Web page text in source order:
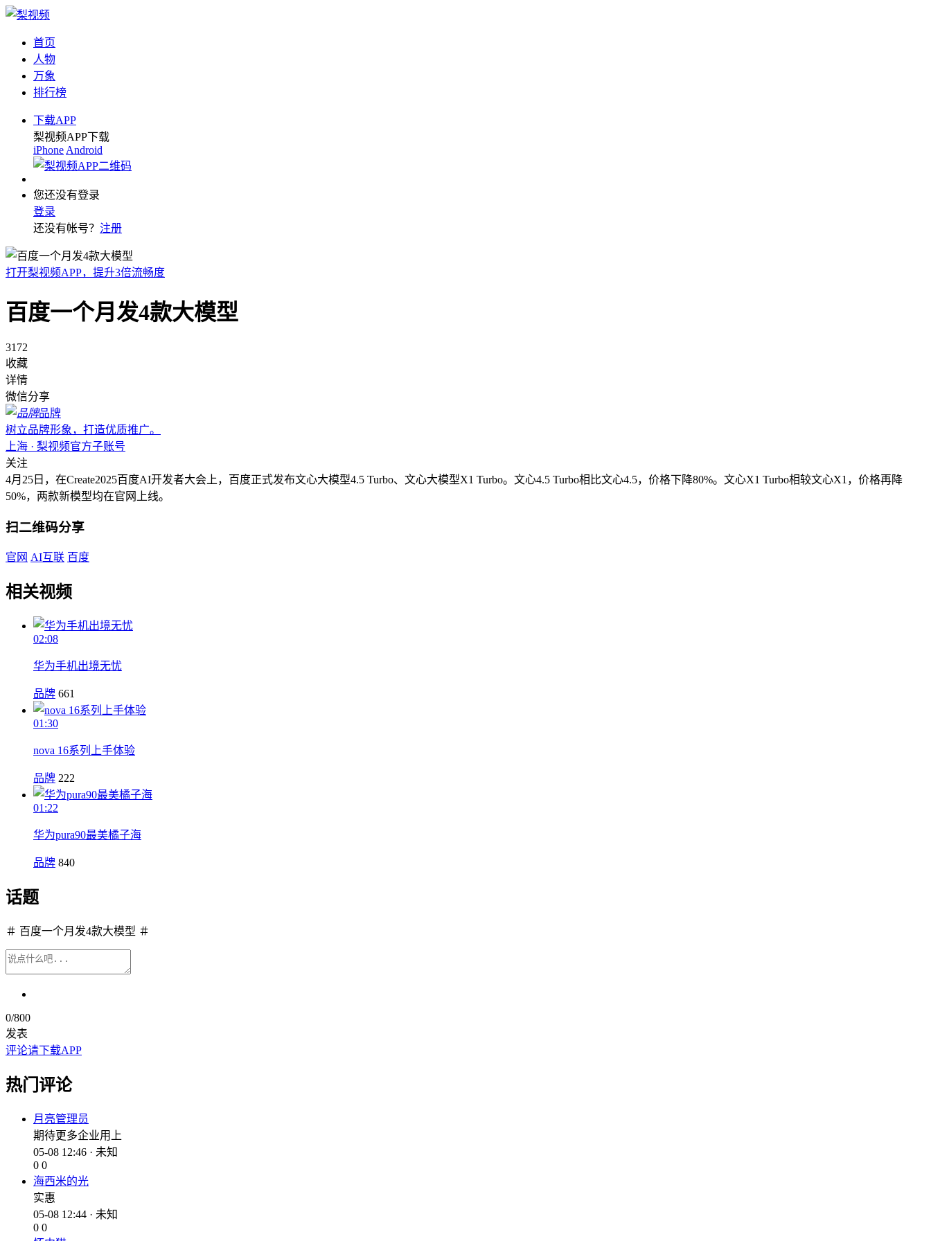
首页
人物
万象
排行榜
下载APP
梨视频APP下载
iPhone Android
您还没有登录
登录
还没有帐号？ 注册
打开梨视频APP，提升3倍流畅度
百度一个月发4款大模型
3172
收藏
详情
微信分享
品牌
树立品牌形象，打造优质推广。
上海 · 梨视频官方子账号
关注
4月25日，在Create2025百度AI开发者大会上，百度正式发布文心大模型4.5 Turbo、文心大模型X1 Turbo。文心4.5 Turbo相比文心4.5，价格下降80%。文心X1 Turbo相较文心X1，价格再降
50%，两款新模型均在官网上线。
扫二维码分享
官网 AI互联 百度
相关视频
02:08
华为手机出境无忧
品牌 661
01:30
nova 16系列上手体验
品牌 222
01:22
华为pura90最美橘子海
品牌 840
话题
＃ 百度一个月发4款大模型 ＃
0/800
发表
评论请下载APP
热门评论
月亮管理员
期待更多企业用上
05-08 12:46 · 未知
0 0
海西米的光
实惠
05-08 12:44 · 未知
0 0